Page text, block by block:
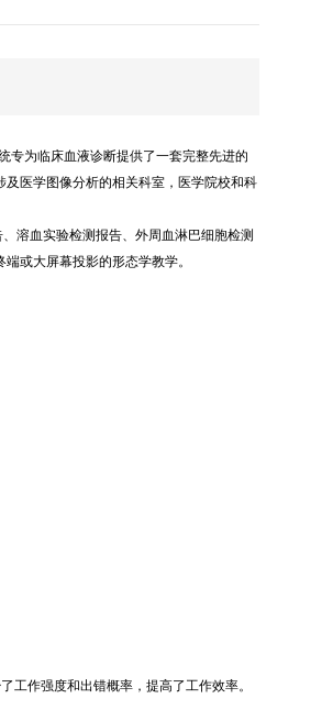
专为临床血液诊断提供了一套完整先进的
医学图像分析的相关科室，医学院校和科
溶血实验检测报告、外周血淋巴细胞检测
或大屏幕投影的形态学教学。
工作强度和出错概率，提高了工作效率。